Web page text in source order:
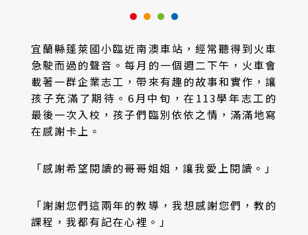
宜蘭縣蓬萊國小臨近南澳車站，經常聽得到火車
急駛而過的聲音。每月的一個週二下午，火車會
載著一群企業志工，帶來有趣的故事和實作，讓
孩子充滿了期待。6月中旬，在113學年志工的
最後一次入校，孩子們臨別依依之情，滿滿地寫
在感謝卡上。
「感謝希望閱讀的哥哥姐姐，讓我愛上閱讀。」
「謝謝您們這兩年的教導，我想感謝您們，教的
課程，我都有記在心裡。」